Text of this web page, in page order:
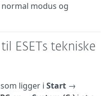
modus og
ESETs tekniske
som ligger i Start →